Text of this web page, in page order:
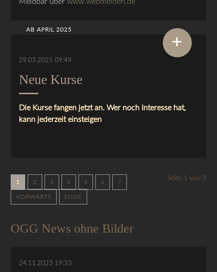
AB APRIL 2025
29.03.2025 09:49
Neue Kurse
Die Kurse fangen jetzt an. Wer noch Interesse hat,
kann jederzeit einsteigen
+
Seite 1 von 9
1 2 3 4 5 6 7
VORWÄRTS ENDE
OGG News ohne Bilder
24.11.2023 19:33